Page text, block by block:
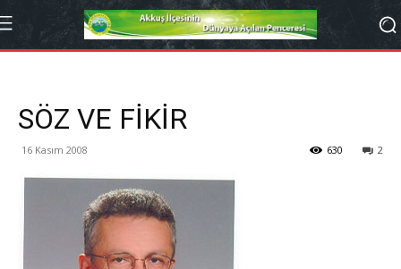
SÖZ VE FİKİR
16 Kasım 2008 2
630